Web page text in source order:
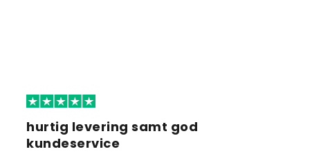
hurtig levering samt god
kundeservice